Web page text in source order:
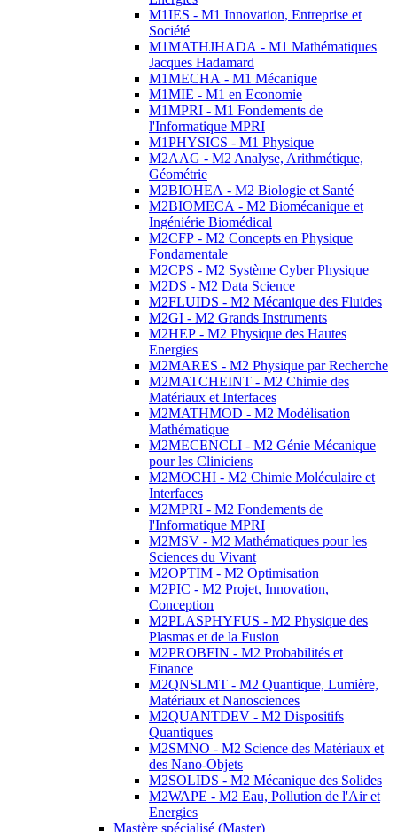
M1IES - M1 Innovation, Entreprise et
Société
M1MATHJHADA - M1 Mathématiques
Jacques Hadamard
M1MECHA - M1 Mécanique
M1MIE - M1 en Economie
M1MPRI - M1 Fondements de
l'Informatique MPRI
M1PHYSICS - M1 Physique
M2AAG - M2 Analyse, Arithmétique,
Géométrie
M2BIOHEA - M2 Biologie et Santé
M2BIOMECA - M2 Biomécanique et
Ingéniérie Biomédical
M2CFP - M2 Concepts en Physique
Fondamentale
M2CPS - M2 Système Cyber Physique
M2DS - M2 Data Science
M2FLUIDS - M2 Mécanique des Fluides
M2GI - M2 Grands Instruments
M2HEP - M2 Physique des Hautes
Energies
M2MARES - M2 Physique par Recherche
M2MATCHEINT - M2 Chimie des
Matériaux et Interfaces
M2MATHMOD - M2 Modélisation
Mathématique
M2MECENCLI - M2 Génie Mécanique
pour les Cliniciens
M2MOCHI - M2 Chimie Moléculaire et
Interfaces
M2MPRI - M2 Fondements de
l'Informatique MPRI
M2MSV - M2 Mathématiques pour les
Sciences du Vivant
M2OPTIM - M2 Optimisation
M2PIC - M2 Projet, Innovation,
Conception
M2PLASPHYFUS - M2 Physique des
Plasmas et de la Fusion
M2PROBFIN - M2 Probabilités et
Finance
M2QNSLMT - M2 Quantique, Lumière,
Matériaux et Nanosciences
M2QUANTDEV - M2 Dispositifs
Quantiques
M2SMNO - M2 Science des Matériaux et
des Nano-Objets
M2SOLIDS - M2 Mécanique des Solides
M2WAPE - M2 Eau, Pollution de l'Air et
Energies
Mastère spécialisé (Master)